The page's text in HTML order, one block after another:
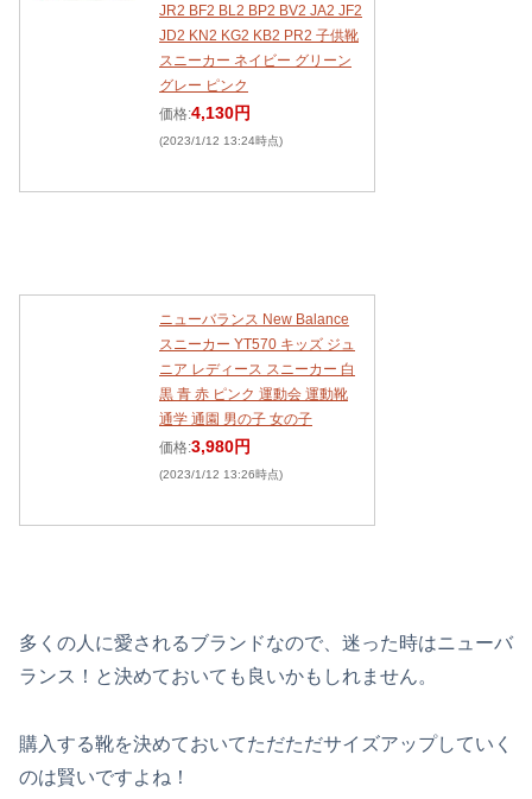
JR2 BF2 BL2 BP2 BV2 JA2 JF2
JD2 KN2 KG2 KB2 PR2 子供靴
スニーカー ネイビー グリーン
グレー ピンク
価格:4,130円
(2023/1/12 13:24時点)
ニューバランス New Balance
スニーカー YT570 キッズ ジュ
ニア レディース スニーカー 白
黒 青 赤 ピンク 運動会 運動靴
通学 通園 男の子 女の子
価格:3,980円
(2023/1/12 13:26時点)
多くの人に愛されるブランドなので、迷った時はニューバ
ランス！と決めておいても良いかもしれません。
購入する靴を決めておいてただただサイズアップしていく
のは賢いですよね！